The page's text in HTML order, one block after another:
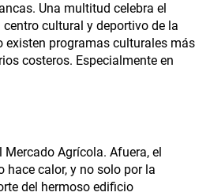
Una multitud celebra el
cultural y deportivo de la
existen programas culturales más
costeros. Especialmente en
Agrícola. Afuera, el
hace calor, y no solo por la
del hermoso edificio